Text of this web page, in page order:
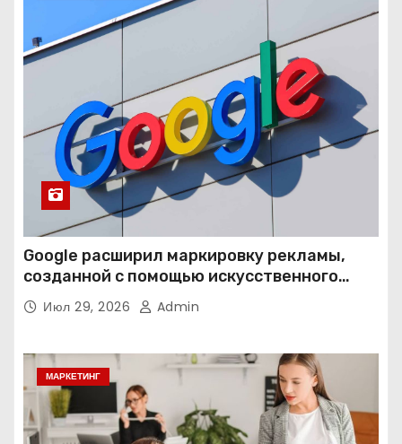
Google расширил маркировку рекламы,
созданной с помощью искусственного
интеллекта
Июл 29, 2026 Admin
МАРКЕТИНГ